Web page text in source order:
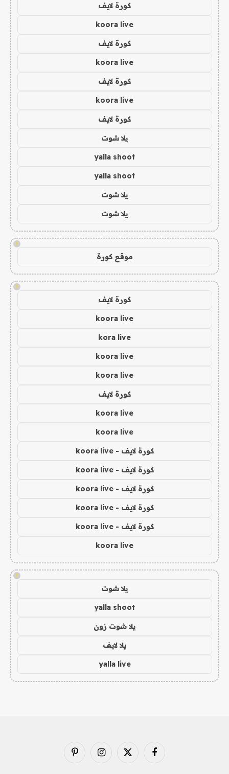
كورة لايف
koora live
كورة لايف
koora live
كورة لايف
koora live
كورة لايف
يلا شوت
yalla shoot
yalla shoot
يلا شوت
يلا شوت
!
موقع كورة
!
كورة لايف
koora live
kora live
koora live
koora live
كورة لايف
koora live
koora live
كورة لايف - koora live
كورة لايف - koora live
كورة لايف - koora live
كورة لايف - koora live
كورة لايف - koora live
koora live
!
يلا شوت
yalla shoot
يلا شوت زون
يلا لايف
yalla live
فيسبوك X
الانستغرامبينتيريست